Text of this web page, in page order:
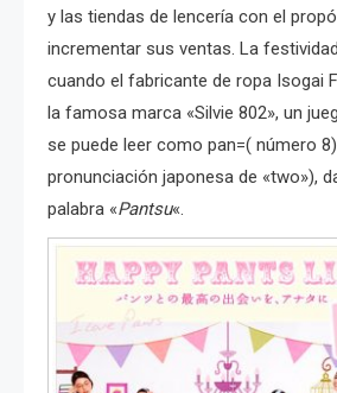
y las tiendas de lencería con el
incrementar sus ventas. La
cuando el fabricante de ropa Isogai
la famosa marca «Silvie 802», un
se puede leer como pan=( número
pronunciación japonesa de «two»),
palabra «Pantsu«.